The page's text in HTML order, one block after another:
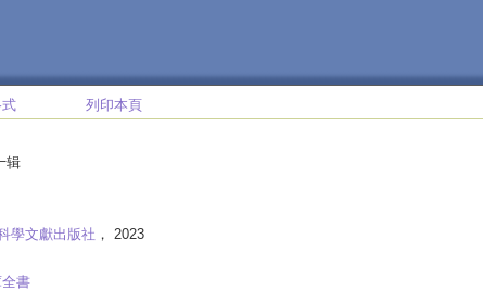
列印本頁
辑
學文獻出版社 ， 2023
全書